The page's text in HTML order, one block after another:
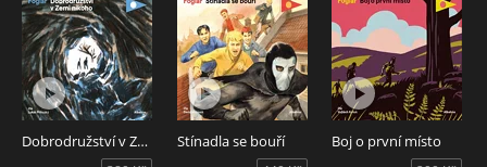
Dobrodružství v Zemi nikoho Stínadla se bouří Boj o první místo